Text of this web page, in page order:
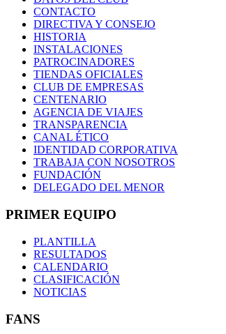
CONTACTO
DIRECTIVA Y CONSEJO
HISTORIA
INSTALACIONES
PATROCINADORES
TIENDAS OFICIALES
CLUB DE EMPRESAS
CENTENARIO
AGENCIA DE VIAJES
TRANSPARENCIA
CANAL ÉTICO
IDENTIDAD CORPORATIVA
TRABAJA CON NOSOTROS
FUNDACIÓN
DELEGADO DEL MENOR
PRIMER EQUIPO
PLANTILLA
RESULTADOS
CALENDARIO
CLASIFICACIÓN
NOTICIAS
FANS